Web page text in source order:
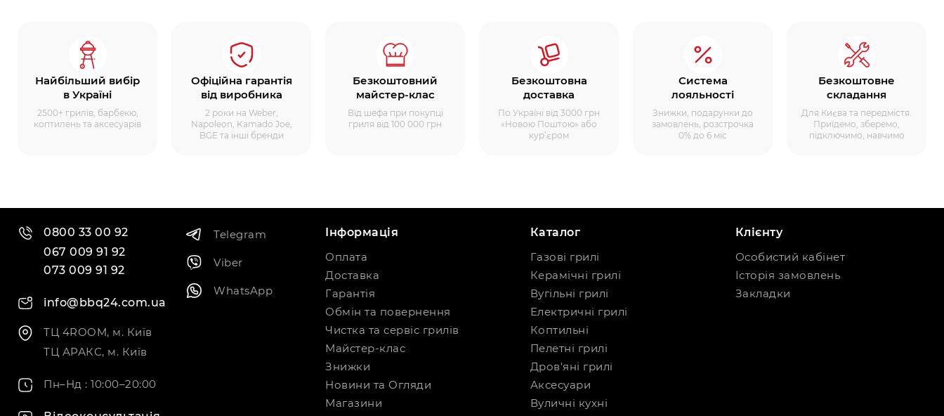
Найбільший вибір
в Україні
2500+ грилів, барбекю,
коптилень та аксесуарів
Офіційна гарантія
від виробника
2 роки на Weber,
Napoleon, Kamado Joe,
BGE та інші бренди
Безкоштовний
майстер-клас
Від шефа при покупці
гриля від 100 000 грн
Безкоштовна
доставка
По Україні від 3000 грн
«Новою Поштою» або
кур’єром
Система
лояльності
Знижки, подарунки до
замовлень, розстрочка
0% до 6 міс
Безкоштовне
складання
Для Києва та передмістя.
Приїдемо, зберемо,
підключимо, навчимо
0800 33 00 92
067 009 91 92
073 009 91 92
info@bbq24.com.ua
ТЦ 4ROOM, м. Київ
ТЦ АРАКС, м. Київ
Пн–Нд : 10:00–20:00
Telegram
Viber
WhatsApp
Інформація
Оплата
Доставка
Гарантія
Обмін та повернення
Чистка та сервіс грилів
Майстер-клас
Знижки
Новини та Огляди
Магазини
Каталог
Газові грилі
Керамічні грилі
Вугільні грилі
Електричні грилі
Коптильні
Пелетні грилі
Дров'яні грилі
Аксесуари
Вуличні кухні
Клієнту
Особистий кабінет
Історія замовлень
Закладки